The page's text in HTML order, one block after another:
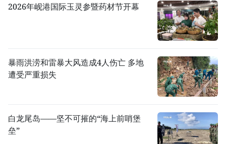
2026年岘港国际玉灵参暨药材节开幕
暴雨洪涝和雷暴大风造成4人伤亡 多地
遭受严重损失
白龙尾岛——坚不可摧的“海上前哨堡
垒”